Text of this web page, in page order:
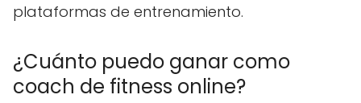
plataformas de entrenamiento.
¿Cuánto puedo ganar como
coach de fitness online?